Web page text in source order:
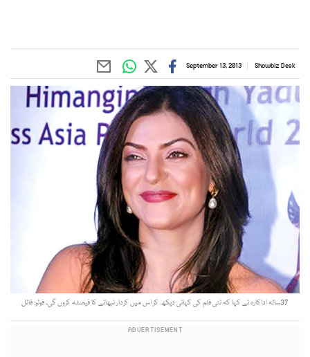
Showbiz Desk
September 13, 2013
37سالہ اداکارہ نے کہا کہ نئی فلم کی کہانی دیکھ کر اس میں کردار نبھانے کا فیصلہ کروں گی۔ فوٹو: فائل